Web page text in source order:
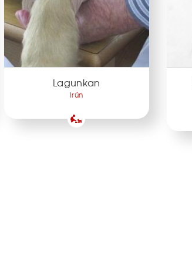
Lagunkan
Irún